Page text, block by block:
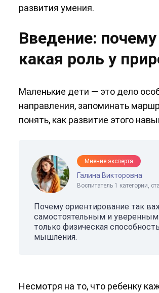
развития умения.
Введение:
какая роль у
Маленькие дети — это дело
направления, запоминать
понять, как развитие этого
Мнение эксперта
Галина Викторовна
Воспитатель 1 категории,
Почему ориентирование так
самостоятельным и уверенным
только физическая
мышления.
Несмотря на то, что ребенку